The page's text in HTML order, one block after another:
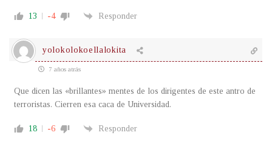
13 -4 Responder
yolokolokoellalokita
7 años atrás
Que dicen las «brillantes» mentes de los dirigentes de este antro de
terroristas. Cierren esa caca de Universidad.
18 -6 Responder